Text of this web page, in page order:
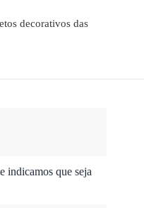
decorativos das
indicamos que seja